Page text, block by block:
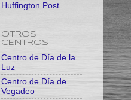
Huffington Post
OTROS
CENTROS
Centro de Día de la
Luz
Centro de Día de
Vegadeo